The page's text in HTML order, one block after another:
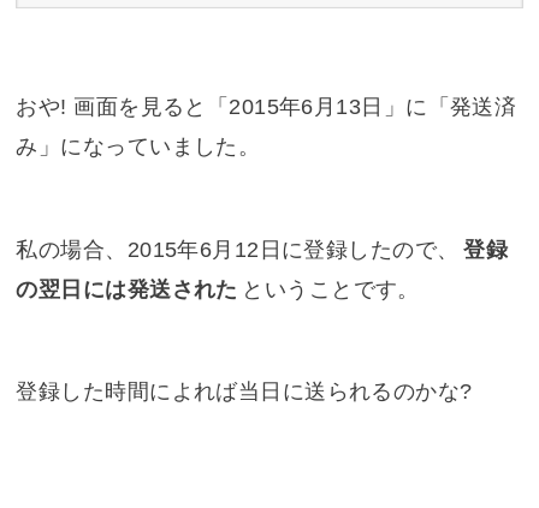
おや! 画面を見ると「2015年6月13日」に「発送済
み」になっていました。
私の場合、2015年6月12日に登録したので、
登録
の翌日には発送された ということです。
登録した時間によれば当日に送られるのかな?